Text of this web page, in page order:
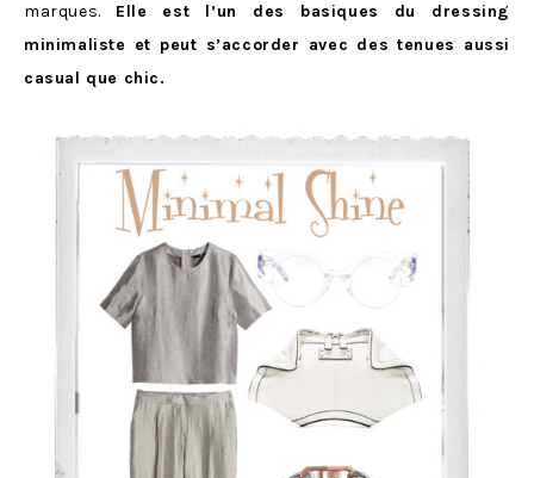
marques. Elle est l’un des basiques du dressing
minimaliste et peut s’accorder avec des tenues aussi
casual que chic.